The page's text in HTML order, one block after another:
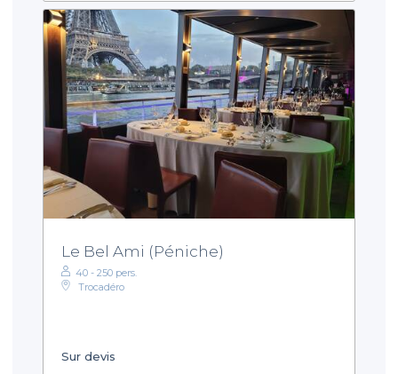
Le Bel Ami (Péniche)
40 - 250 pers.
Trocadéro
Sur devis